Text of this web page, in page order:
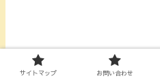
サイトマップ お問い合わせ